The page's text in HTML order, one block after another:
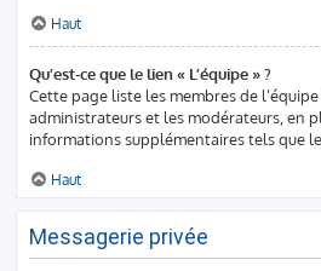
Haut
Qu’est-ce que le lien « L’équipe » ?
Cette page liste les membres de
administrateurs et les modérateurs, en
informations supplémentaires tels que
Haut
Messagerie privée